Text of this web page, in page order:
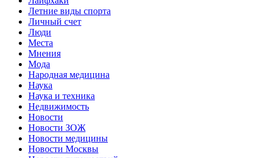
Летние виды спорта
Личный счет
Люди
Места
Мнения
Мода
Народная медицина
Наука
Наука и техника
Недвижимость
Новости
Новости ЗОЖ
Новости медицины
Новости Москвы